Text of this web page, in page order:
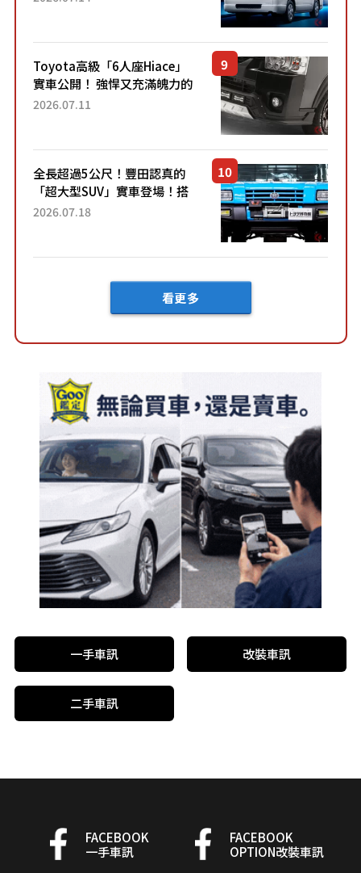
車？...
Toyota高級「6人座Hiace」
實車公開！ 強悍又充滿魄力的
「全黑設計」搭配特別「豪華
2026.07.11
全長超過5公尺！豐田認真的
「超大型SUV」實車登場！搭
載後輪也會轉向的「四輪轉
「Mega C...
2026.07.18
看更多
一手車訊 改裝車訊
二手車訊
FACEBOOK
一手車訊
FACEBOOK
OPTION改裝車訊